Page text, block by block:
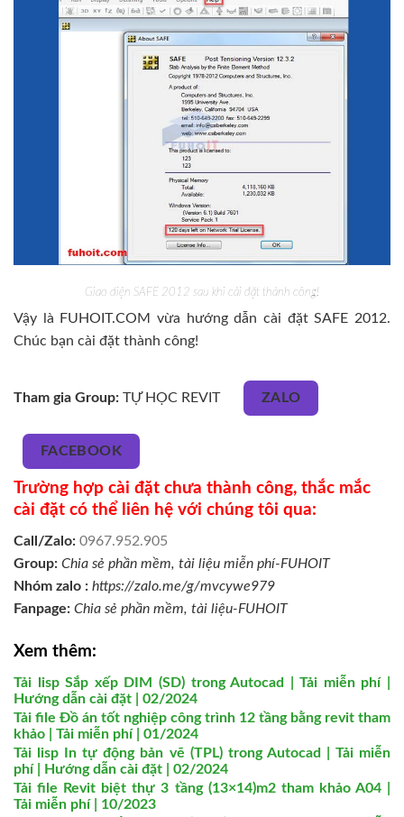
Giao diện SAFE 2012 sau khi cài đặt thành công!
Vậy là FUHOIT.COM vừa hướng dẫn cài đặt SAFE 2012.
Chúc bạn cài đặt thành công!
Tham gia Group: TỰ HỌC REVIT ZALO
FACEBOOK
Trường hợp cài đặt chưa thành công, thắc mắc
cài đặt có thể liên hệ với chúng tôi qua:
Call/Zalo: 0967.952.905
Group: Chia sẻ phần mềm, tài liệu miễn phí-FUHOIT
Nhóm zalo : https://zalo.me/g/mvcywe979
Fanpage: Chia sẻ phần mềm, tài liệu-FUHOIT
Xem thêm:
Tải lisp Sắp xếp DIM (SD) trong Autocad | Tải miễn phí |
Hướng dẫn cài đặt | 02/2024
Tải file Đồ án tốt nghiệp công trình 12 tầng bằng revit tham
khảo | Tải miễn phí | 01/2024
Tải lisp In tự động bản vẽ (TPL) trong Autocad | Tải miễn
phí | Hướng dẫn cài đặt | 02/2024
Tải file Revit biệt thự 3 tầng (13×14)m2 tham khảo A04 |
Tải miễn phí | 10/2023